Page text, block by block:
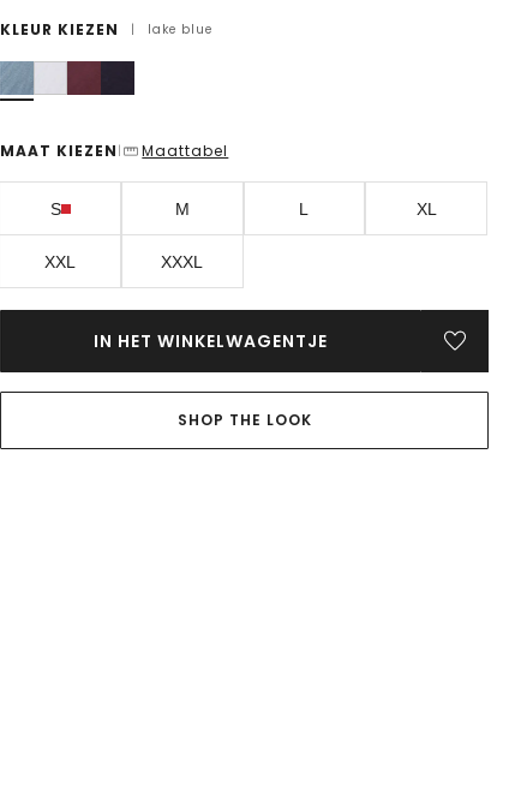
KLEUR KIEZEN | lake blue
MAAT KIEZEN | Maattabel
S M L XL
XXL XXXL
IN HET WINKELWAGENTJE
SHOP THE LOOK